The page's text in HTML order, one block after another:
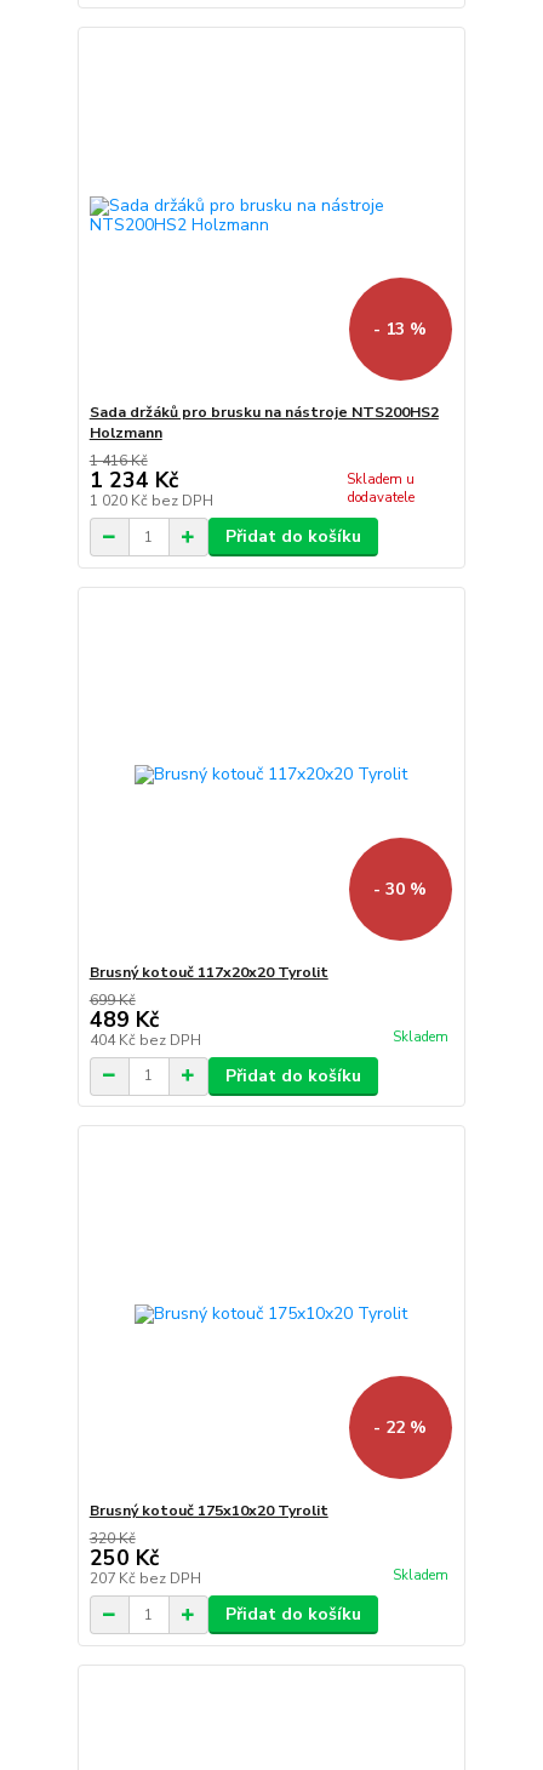
- 13 %
Sada držáků pro brusku na nástroje NTS200HS2
Holzmann
1 416 Kč
1 234 Kč
1 020 Kč bez DPH
Skladem u
dodavatele
Přidat do košíku
- 30 %
Brusný kotouč 117x20x20 Tyrolit
699 Kč
489 Kč
404 Kč bez DPH Skladem
Přidat do košíku
- 22 %
Brusný kotouč 175x10x20 Tyrolit
320 Kč
250 Kč
207 Kč bez DPH Skladem
Přidat do košíku